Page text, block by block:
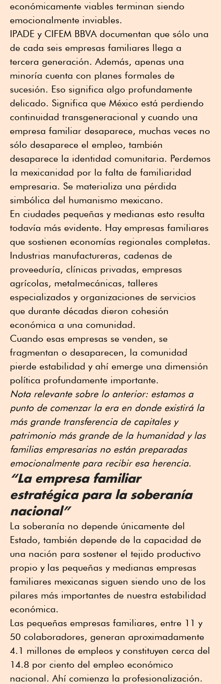
económicamente viables terminan siendo
emocionalmente inviables.
IPADE y CIFEM BBVA documentan que sólo una
de cada seis empresas familiares llega a
tercera generación. Además, apenas una
minoría cuenta con planes formales de
sucesión. Eso significa algo profundamente
delicado. Significa que México está perdiendo
continuidad transgeneracional y cuando una
empresa familiar desaparece, muchas veces no
sólo desaparece el empleo, también
desaparece la identidad comunitaria. Perdemos
la mexicanidad por la falta de familiaridad
empresaria. Se materializa una pérdida
simbólica del humanismo mexicano.
En ciudades pequeñas y medianas esto resulta
todavía más evidente. Hay empresas familiares
que sostienen economías regionales completas.
Industrias manufactureras, cadenas de
proveeduría, clínicas privadas, empresas
agrícolas, metalmecánicas, talleres
especializados y organizaciones de servicios
que durante décadas dieron cohesión
económica a una comunidad.
Cuando esas empresas se venden, se
fragmentan o desaparecen, la comunidad
pierde estabilidad y ahí emerge una dimensión
política profundamente importante.
Nota relevante sobre lo anterior: estamos a
punto de comenzar la era en donde existirá la
más grande transferencia de capitales y
patrimonio más grande de la humanidad y las
familias empresarias no están preparadas
emocionalmente para recibir esa herencia.
“La empresa familiar
estratégica para la soberanía
nacional”
La soberanía no depende únicamente del
Estado, también depende de la capacidad de
una nación para sostener el tejido productivo
propio y las pequeñas y medianas empresas
familiares mexicanas siguen siendo uno de los
pilares más importantes de nuestra estabilidad
económica.
Las pequeñas empresas familiares, entre 11 y
50 colaboradores, generan aproximadamente
4.1 millones de empleos y constituyen cerca del
14.8 por ciento del empleo económico
nacional. Ahí comienza la profesionalización.